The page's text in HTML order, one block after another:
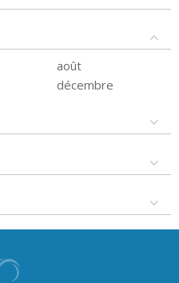
août
décembre